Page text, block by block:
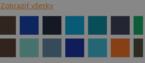
Zobraziť všetky